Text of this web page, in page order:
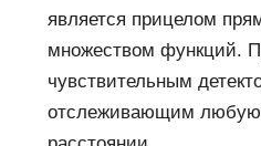
является прицелом
множеством функций.
чувствительным
отслеживающим любую